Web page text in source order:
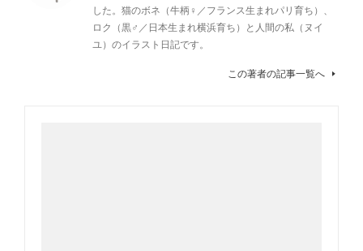
した。猫のボネ（牛柄♀／フランス生まれパリ育ち）、
ロク（黒♂／日本生まれ横浜育ち）と人間の私（ヌイ
ユ）のイラスト日記です。
この著者の記事一覧へ